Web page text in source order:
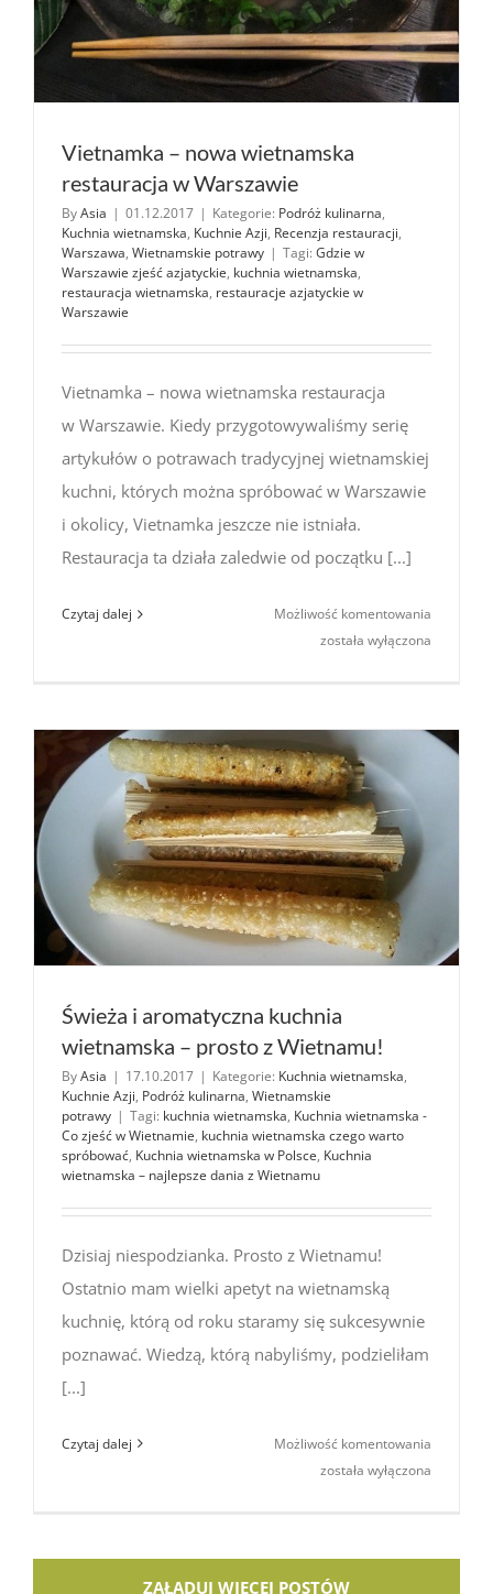
Vietnamka – nowa wietnamska
restauracja w Warszawie
ByAsia | 01.12.2017 | Kategorie: Podróż kulinarna,
Kuchnia wietnamska, Kuchnie Azji, Recenzja restauracji,
Warszawa, Wietnamskie potrawy | Tagi: Gdzie w
Warszawie zjeść azjatyckie, kuchnia wietnamska,
restauracja wietnamska, restauracje azjatyckie w
Warszawie
Vietnamka – nowa wietnamska restauracja
w Warszawie. Kiedy przygotowywaliśmy serię
artykułów o potrawach tradycyjnej wietnamskiej
kuchni, których można spróbować w Warszawie
i okolicy, Vietnamka jeszcze nie istniała.
Restauracja ta działa zaledwie od początku [...]
Czytaj dalej Możliwość komentowania
w
została wyłączona
Świeża i aromatyczna kuchnia
wietnamska – prosto z Wietnamu!
ByAsia | 17.10.2017 | Kategorie: Kuchnia wietnamska,
Kuchnie Azji, Podróż kulinarna, Wietnamskie
potrawy | Tagi: kuchnia wietnamska, Kuchnia wietnamska -
Co zjeść w Wietnamie, kuchnia wietnamska czego warto
spróbować, Kuchnia wietnamska w Polsce, Kuchnia
wietnamska – najlepsze dania z Wietnamu
Dzisiaj niespodzianka. Prosto z Wietnamu!
Ostatnio mam wielki apetyt na wietnamską
kuchnię, którą od roku staramy się sukcesywnie
poznawać. Wiedzą, którą nabyliśmy, podzieliłam
[...]
Czytaj dalej Możliwość komentowania
została wyłączona
ZAŁADUJ WIĘCEJ POSTÓW